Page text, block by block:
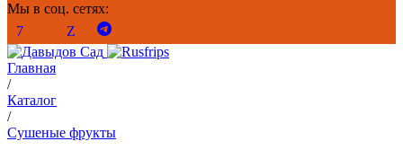
Мы в соц. сетях:
Главная
/
Каталог
/
Сушеные фрукты